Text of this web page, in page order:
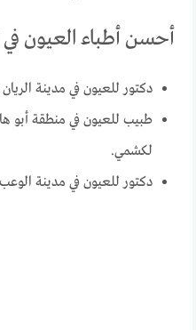
أحسن أطباء العيون في
دكتور للعيون في مدينة
طبيب للعيون في منطقة أبو
لكشمي.
دكتور للعيون في مدينة